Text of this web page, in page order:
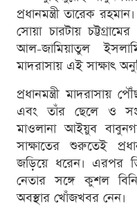
প্রধানমন্ত্রী তারেক
সোয়া চারটায়
আল-জামিয়াতুল
মাদরাসায় এই সাক্ষাৎ
প্রধানমন্ত্রী
এবং তাঁর ছেলে ও
মাওলানা আইয়ুব
সাক্ষাতের শুরুতেই
জড়িয়ে ধরেন। এরপর
নেতার সঙ্গে কুশল
অবস্থার খোঁজখবর নেন।